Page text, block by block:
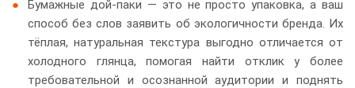
Бумажные дой-паки — это не просто упаковка, а ваш
способ без слов заявить об экологичности бренда. Их
тёплая, натуральная текстура выгодно отличается от
холодного глянца, помогая найти отклик у более
требовательной и осознанной аудитории и поднять